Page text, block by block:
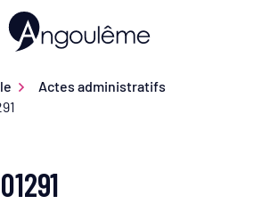
Ville d'Angoulême
Actes administratifs